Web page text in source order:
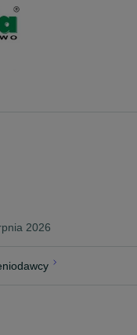
Legionowa) podana
2026